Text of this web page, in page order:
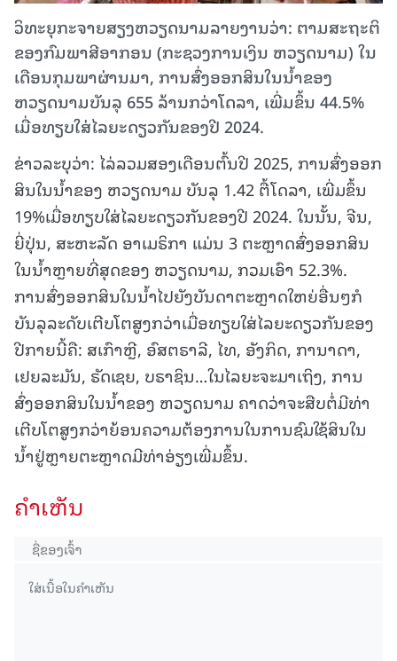
ວິທະຍຸກະຈາຍສຽງຫວຽດນາມລາຍງານວ່າ: ຕາມສະຖະຕິ
ຂອງກົມພາສີອາກອນ (ກະຊວງການເງິນ ຫວຽດນາມ) ໃນ
ເດືອນກຸມພາຜ່ານມາ, ການສົ່ງອອກສິນໃນນ້ຳຂອງ
ຫວຽດນາມບັນລຸ 655 ລ້ານກວ່າໂດລາ, ເພີ່ມຂຶ້ນ 44.5%
ເມື່ອທຽບໃສ່ໄລຍະດຽວກັນຂອງປີ 2024.
ຂ່າວລະບຸວ່າ: ໄລ່ລວມສອງເດືອນຕົ້ນປີ 2025, ການສົ່ງອອກ
ສິນໃນນ້ຳຂອງ ຫວຽດນາມ ບັນລຸ 1.42 ຕື້ໂດລາ, ເພີ່ມຂຶ້ນ
19%ເມື່ອທຽບໃສ່ໄລຍະດຽວກັນຂອງປີ 2024. ໃນນັ້ນ, ຈີນ,
ຍີ່ປຸ່ນ, ສະຫະລັດ ອາເມຣິກາ ແມ່ນ 3 ຕະຫຼາດສົ່ງອອກສິນ
ໃນນ້ຳຫຼາຍທີ່ສຸດຂອງ ຫວຽດນາມ, ກວມເອົາ 52.3%.
ການສົ່ງອອກສິນໃນນ້ຳໄປຍັງບັນດາຕະຫຼາດໃຫຍ່ອື່ນໆກໍ
ບັນລຸລະດັບເຕີບໂຕສູງກວ່າເມື່ອທຽບໃສ່ໄລຍະດຽວກັນຂອງ
ປີກາຍນີ້ຄື: ສເກົາຫຼີ, ອົສຕຣາລີ, ໄທ, ອັງກິດ, ການາດາ,
ເຢຍລະມັນ, ຣັດເຊຍ, ບຣາຊິນ…ໃນໄລຍະຈະມາເຖິງ, ການ
ສົ່ງອອກສິນໃນນ້ຳຂອງ ຫວຽດນາມ ຄາດວ່າຈະສືບຕໍ່ມີທ່າ
ເຕີບໂຕສູງກວ່າຍ້ອນຄວາມຕ້ອງການໃນການຊົມໃຊ້ສິນໃນ
ນ້ຳຢູ່ຫຼາຍຕະຫຼາດມີທ່າອ່ຽງເພີ່ມຂຶ້ນ.
ຄໍາເຫັນ